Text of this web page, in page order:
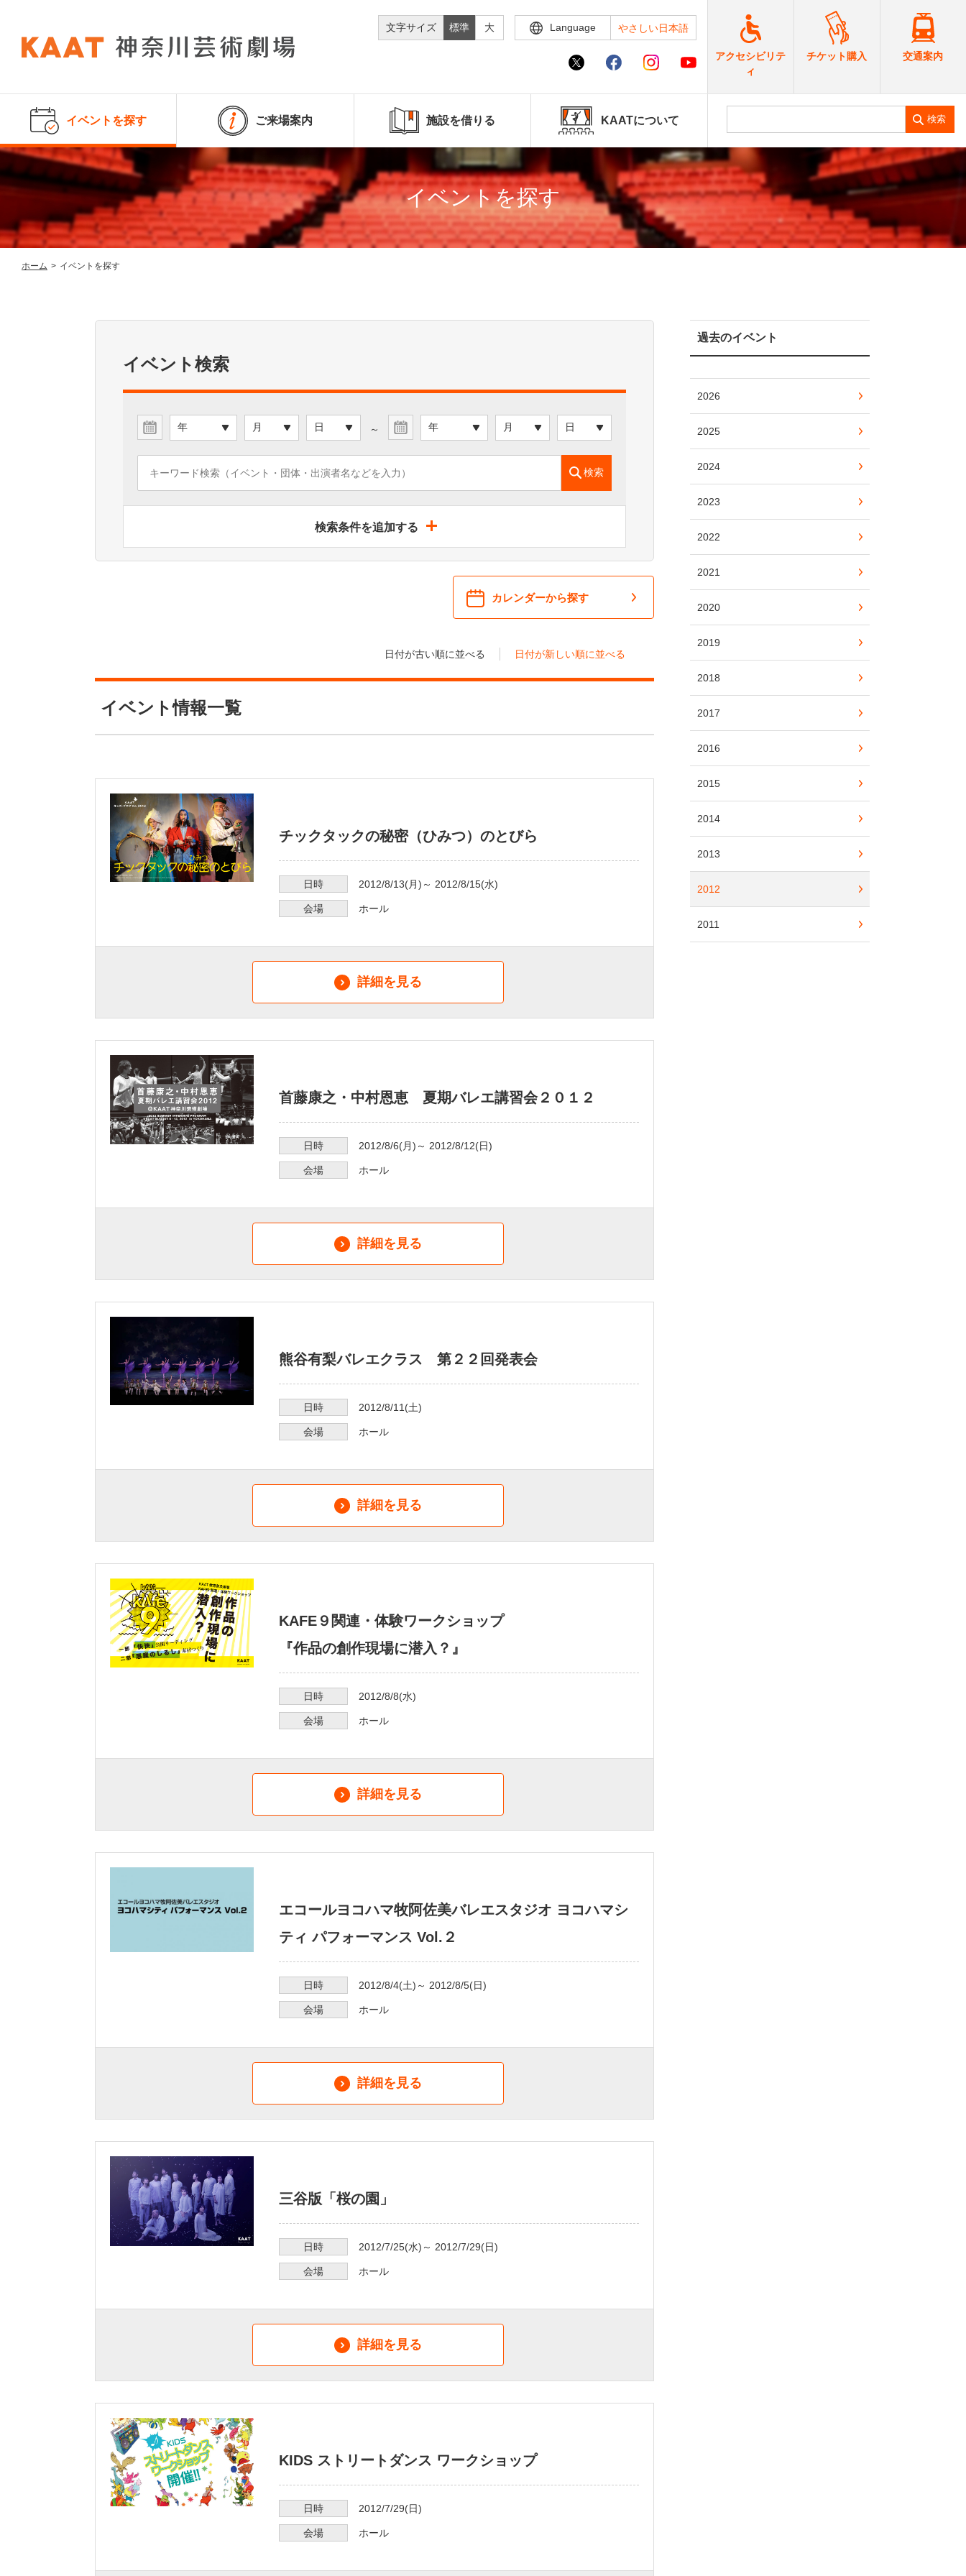
文字サイズ 標準 大 Language やさしい日本語
アクセシビリテ
ィ
チケット購入 交通案内
イベントを探す ご来場案内 施設を借りる KAATについて 検索
イベントを探す
ホーム > イベントを探す
イベント検索
～
検索
検索条件を追加する
カレンダーから探す
日付が古い順に並べる 日付が新しい順に並べる
イベント情報一覧
チックタックの秘密（ひみつ）のとびら
日時 2012/8/13(月)～ 2012/8/15(水)
会場 ホール
詳細を見る
首藤康之・中村恩恵 夏期バレエ講習会２０１２
日時 2012/8/6(月)～ 2012/8/12(日)
会場 ホール
詳細を見る
熊谷有梨バレエクラス 第２２回発表会
日時 2012/8/11 (土)
会場 ホール
詳細を見る
KAFE９関連・体験ワークショップ
『作品の創作現場に潜入？』
日時 2012/8/8(水)
会場 ホール
詳細を見る
エコールヨコハマ牧阿佐美バレエスタジオ ヨコハマシ
ティ パフォーマンス Vol.２
日時 2012/8/4(土)～ 2012/8/5(日)
会場 ホール
詳細を見る
三谷版「桜の園」
日時 2012/7/25(水)～ 2012/7/29(日)
会場 ホール
詳細を見る
KIDS ストリートダンス ワークショップ
日時 2012/7/29(日)
会場 ホール
過去のイベント
2026
2025
2024
2023
2022
2021
2020
2019
2018
2017
2016
2015
2014
2013
2012
2011